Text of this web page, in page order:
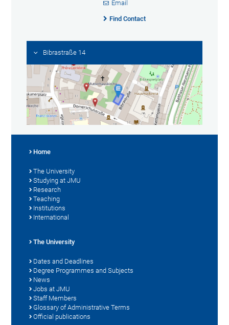
Email
Find Contact
Bibrastraße 14
Home
The University
Studying at JMU
Research
Teaching
Institutions
International
The University
Dates and Deadlines
Degree Programmes and Subjects
News
Jobs at JMU
Staff Members
Glossary of Administrative Terms
Official publications